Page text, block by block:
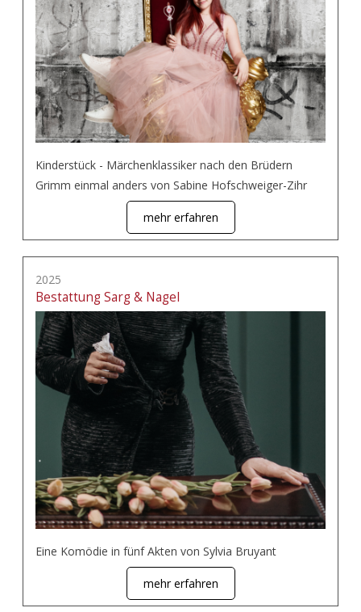
Kinderstück - Märchenklassiker nach den Brüdern
Grimm einmal anders von Sabine Hofschweiger-Zihr
mehr erfahren
2025
Bestattung Sarg & Nagel
Eine Komödie in fünf Akten von Sylvia Bruyant
mehr erfahren